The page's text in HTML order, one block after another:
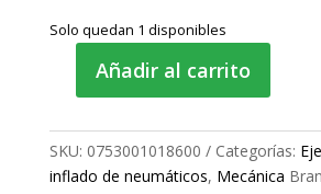
Solo quedan 1 disponibles
inflado
para
ruedas
Añadir al carrito
SKU: 0753001018600 Categorías:
inflado de neumáticos, Mecánica